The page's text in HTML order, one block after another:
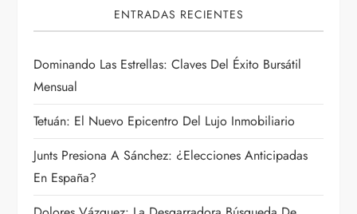
e
e
n
t
r
ENTRADAS RECIENTES
Dominando Las Estrellas: Claves Del Éxito Bursátil
Mensual
Tetuán: El Nuevo Epicentro Del Lujo Inmobiliario
Junts Presiona A Sánchez: ¿Elecciones Anticipadas
En España?